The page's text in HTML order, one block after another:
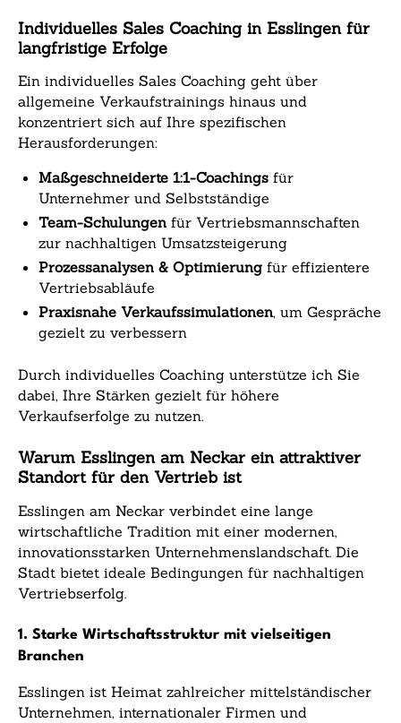
Individuelles Sales Coaching in Esslingen für
langfristige Erfolge
Ein individuelles Sales Coaching geht über
allgemeine Verkaufstrainings hinaus und
konzentriert sich auf Ihre spezifischen
Herausforderungen:
Maßgeschneiderte 1:1-Coachings für
Unternehmer und Selbstständige
Team-Schulungen für Vertriebsmannschaften
zur nachhaltigen Umsatzsteigerung
Prozessanalysen & Optimierung für effizientere
Vertriebsabläufe
Praxisnahe Verkaufssimulationen, um Gespräche
gezielt zu verbessern
Durch individuelles Coaching unterstütze ich Sie
dabei, Ihre Stärken gezielt für höhere
Verkaufserfolge zu nutzen.
Warum Esslingen am Neckar ein attraktiver
Standort für den Vertrieb ist
Esslingen am Neckar verbindet eine lange
wirtschaftliche Tradition mit einer modernen,
innovationsstarken Unternehmenslandschaft. Die
Stadt bietet ideale Bedingungen für nachhaltigen
Vertriebserfolg.
1. Starke Wirtschaftsstruktur mit vielseitigen
Branchen
Esslingen ist Heimat zahlreicher mittelständischer
Unternehmen, internationaler Firmen und